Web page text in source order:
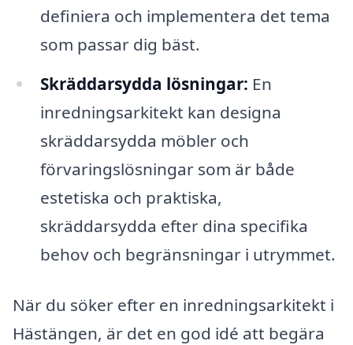
definiera och implementera det tema
som passar dig bäst.
Skräddarsydda lösningar: En
inredningsarkitekt kan designa
skräddarsydda möbler och
förvaringslösningar som är både
estetiska och praktiska,
skräddarsydda efter dina specifika
behov och begränsningar i utrymmet.
När du söker efter en inredningsarkitekt i
Hästängen, är det en god idé att begära